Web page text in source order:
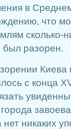
в
что
сколько-
был разорен.
с конца
никаких